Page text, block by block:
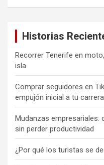
Historias
Recorrer Tenerife en
isla
Comprar seguidores en
empujón inicial a tu
Mudanzas empresariales:
sin perder productividad
¿Por qué los turistas se